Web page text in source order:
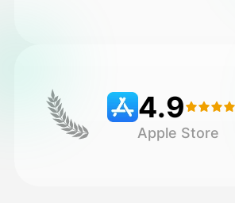
4.9
Apple Store